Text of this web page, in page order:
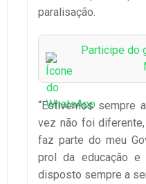
paralisação.
Participe do
“Estivemos sempre
vez não foi
faz parte do meu
prol da educação e
disposto sempre a